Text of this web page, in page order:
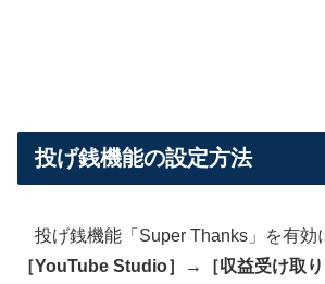
投げ銭機能の設定方法
投げ銭機能「Super Thanks」を有効
［YouTube Studio］→［収益受け取